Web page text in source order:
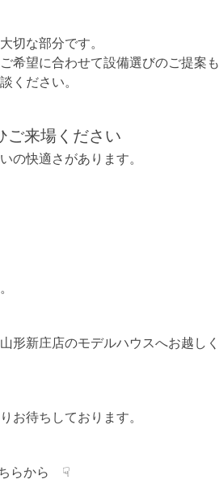
切な部分です。
希望に合わせて設備選びのご提案も
ください。
ご来場ください
の快適さがあります。
形新庄店のモデルハウスへお越しく
お待ちしております。
らから ☟